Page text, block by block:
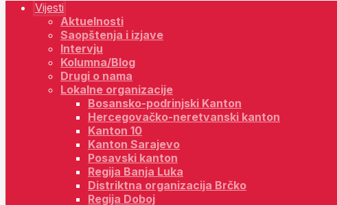
Vijesti
Aktuelnosti
Saopštenja i izjave
Intervju
Kolumna/Blog
Drugi o nama
Lokalne organizacije
Bosansko-podrinjski Kanton
Hercegovačko-neretvanski kanton
Kanton 10
Kanton Sarajevo
Posavski kanton
Regija Banja Luka
Distriktna organizacija Brčko
Regija Doboj